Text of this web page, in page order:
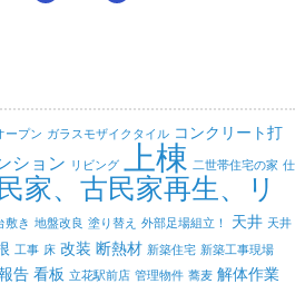
ープン ガラスモザイクタイル コンクリート打
ション リビング 上棟 二世帯住宅の家 仕
家、古民家再生、リ
敷き 地盤改良 塗り替え 外部足場組立！ 天井 天井
工事 床 改装 断熱材 新築住宅 新築工事現場
告 看板 立花駅前店 管理物件 蕎麦 解体作業